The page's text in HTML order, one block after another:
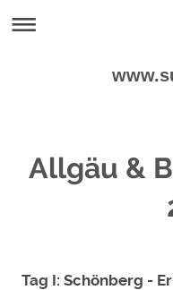
Allgäu &
Tag I: Schönberg -